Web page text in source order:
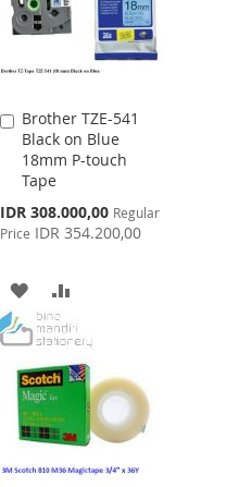
Brother TZE-541
Black on Blue
18mm P-touch
Tape
Special
Price
IDR 308.000,00 Regular
Price IDR 354.200,00
Add
to
Cart
ADD
TO
WISH
LIST
TO
COMPARE